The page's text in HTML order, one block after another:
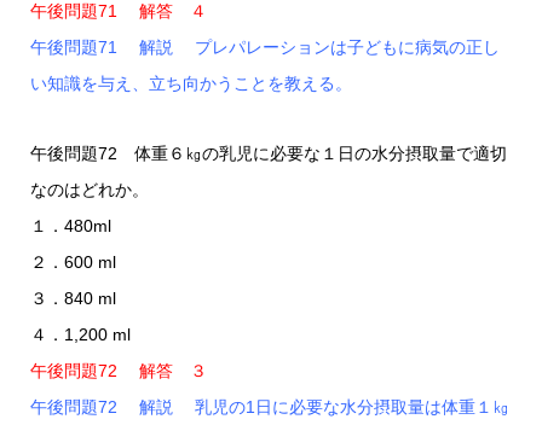
午後問題71 解答 ４
午後問題71 解説 プレパレーションは子どもに病気の正し
い知識を与え、立ち向かうことを教える。
午後問題72 体重６㎏の乳児に必要な１日の水分摂取量で適切
なのはどれか。
１．480ml
２．600 ml
３．840 ml
４．1,200 ml
午後問題72 解答 ３
午後問題72 解説 乳児の1日に必要な水分摂取量は体重１㎏